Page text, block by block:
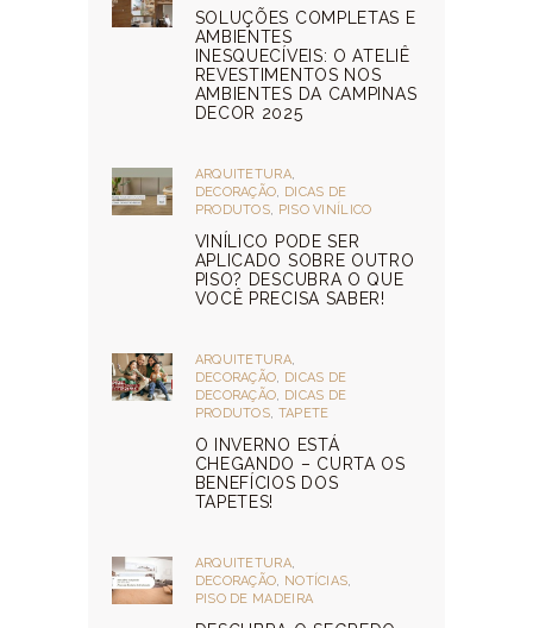
SOLUÇÕES COMPLETAS E
AMBIENTES
INESQUECÍVEIS: O ATELIÊ
REVESTIMENTOS NOS
AMBIENTES DA CAMPINAS
DECOR 2025
ARQUITETURA,
DECORAÇÃO, DICAS DE
PRODUTOS, PISO VINÍLICO
VINÍLICO PODE SER
APLICADO SOBRE OUTRO
PISO? DESCUBRA O QUE
VOCÊ PRECISA SABER!
ARQUITETURA,
DECORAÇÃO, DICAS DE
DECORAÇÃO, DICAS DE
PRODUTOS, TAPETE
O INVERNO ESTÁ
CHEGANDO – CURTA OS
BENEFÍCIOS DOS
TAPETES!
ARQUITETURA,
DECORAÇÃO, NOTÍCIAS,
PISO DE MADEIRA